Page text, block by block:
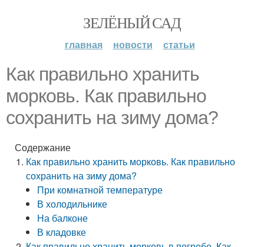
ЗЕЛЁНЫЙ САД
главная новости статьи
Как правильно хранить
морковь. Как правильно
сохранить на зиму дома?
Содержание
Как правильно хранить морковь. Как правильно
сохранить на зиму дома?
При комнатной температуре
В холодильнике
На балконе
В кладовке